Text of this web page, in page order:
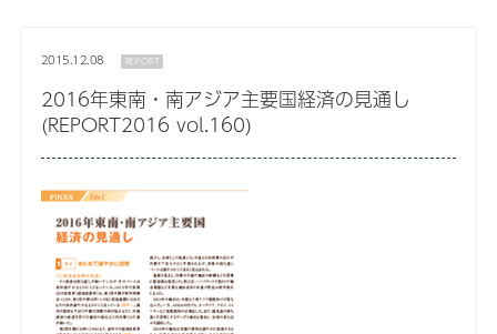
2015.12.08 REPORT
2016年東南・南アジア主要国経済の見通し
(REPORT2016 vol.160)